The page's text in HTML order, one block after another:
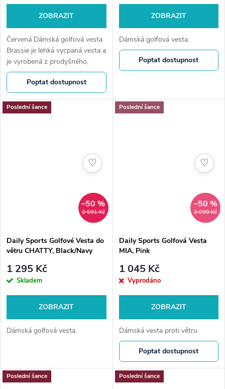
ZOBRAZIT
Červená Dámská golfová vesta
Brassie je lehká vycpaná vesta a
je vyrobená z prodyšného,
větru a vodu odpuzujícího
materiálu. Je vyteplená
syntetickým prachovým peřím.
Boční...
Poptat dostupnost
ZOBRAZIT
Dámská golfová vesta.
Poptat dostupnost
Poslední šance
2 591 Kč
–50 %
Daily Sports Golfové Vesta do
větru CHATTY, Black/Navy
1 295 Kč
Skladem
ZOBRAZIT
Dámská golfová vesta.
♡
Poslední šance
2 090 Kč
–50 %
Daily Sports Golfová Vesta
MIA, Pink
1 045 Kč
Vyprodáno
ZOBRAZIT
Dámská vesta proti větru.
Poptat dostupnost
♡
Poslední šance Poslední šance